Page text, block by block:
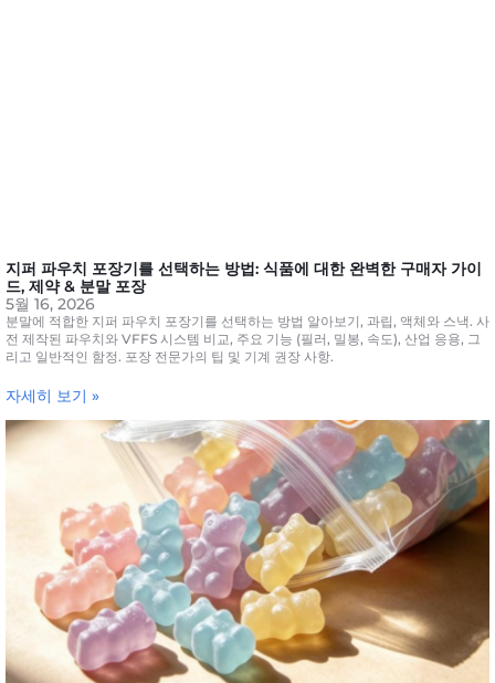
지퍼 파우치 포장기를 선택하는 방법: 식품에 대한 완벽한 구매자 가이
드, 제약 & 분말 포장
5월 16, 2026
분말에 적합한 지퍼 파우치 포장기를 선택하는 방법 알아보기, 과립, 액체와 스낵. 사
전 제작된 파우치와 VFFS 시스템 비교, 주요 기능 (필러, 밀봉, 속도), 산업 응용, 그
리고 일반적인 함정. 포장 전문가의 팁 및 기계 권장 사항.
자세히 보기 »